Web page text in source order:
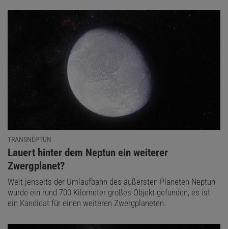
TRANSNEPTUN
:
Lauert hinter dem Neptun ein weiterer
Zwergplanet?
Weit jenseits der Umlaufbahn des äußersten Planeten Neptun
wurde ein rund 700 Kilometer großes Objekt gefunden, es ist
ein Kandidat für einen weiteren Zwergplaneten.